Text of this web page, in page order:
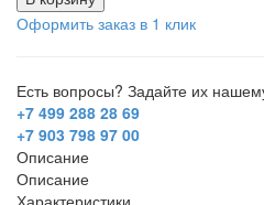
Оформить заказ в 1 клик
Есть вопросы? Задайте их
+7 499 288 28 69
+7 903 798 97 00
Описание
Описание
Характеристики